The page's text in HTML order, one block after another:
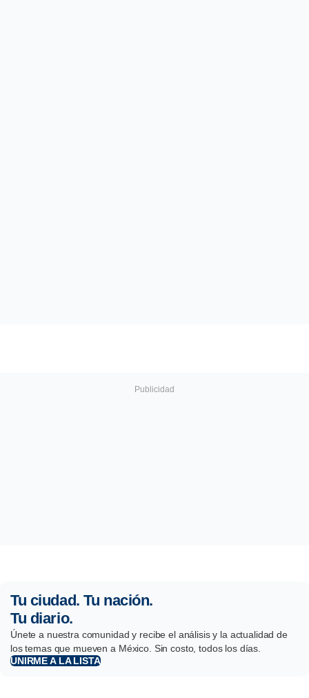
Tu ciudad. Tu nación.
Tu diario.
Únete a nuestra comunidad y recibe el análisis y la actualidad de
los temas que mueven a México. Sin costo, todos los días.
UNIRME A LA LISTA